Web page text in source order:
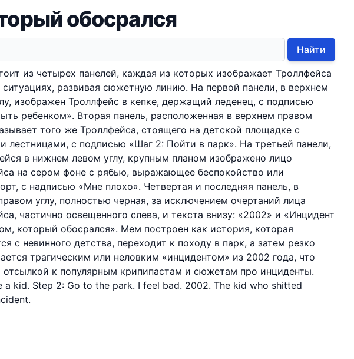
обосрался
Найти
из четырех панелей, каждая из которых изображает Троллфейса
ситуациях, развивая сюжетную линию. На первой панели, в верхнем
изображен Троллфейс в кепке, держащий леденец, с подписью
ребенком». Вторая панель, расположенная в верхнем правом
того же Троллфейса, стоящего на детской площадке с
лестницами, с подписью «Шаг 2: Пойти в парк». На третьей панели,
в нижнем левом углу, крупным планом изображено лицо
на сером фоне с рябью, выражающее беспокойство или
с надписью «Мне плохо». Четвертая и последняя панель, в
углу, полностью черная, за исключением очертаний лица
частично освещенного слева, и текста внизу: «2002» и «Инцидент
который обосрался». Мем построен как история, которая
с невинного детства, переходит к походу в парк, а затем резко
трагическим или неловким «инцидентом» из 2002 года, что
отсылкой к популярным крипипастам и сюжетам про инциденты.
a kid. Step 2: Go to the park. I feel bad. 2002. The kid who shitted